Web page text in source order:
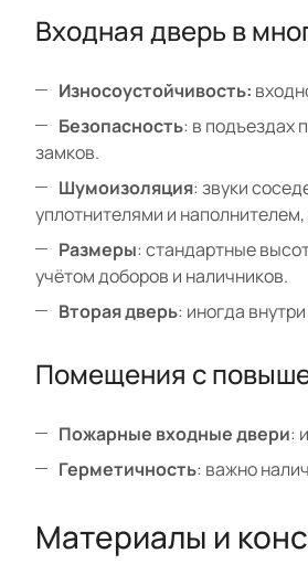
Входная дверь в
Износоустойчивость:
Безопасность: в подъездах
замков.
Шумоизоляция: звуки
уплотнителями и
Размеры: стандартные
учётом доборов и наличников.
Вторая дверь: иногда
Помещения с
Пожарные входные двери:
Герметичность: важно
Материалы и